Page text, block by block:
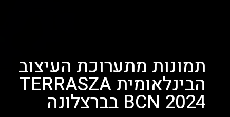
תמונות מתערוכת העיצוב
הבינלאומית TERRASZA
BCN 2024 בברצלונה